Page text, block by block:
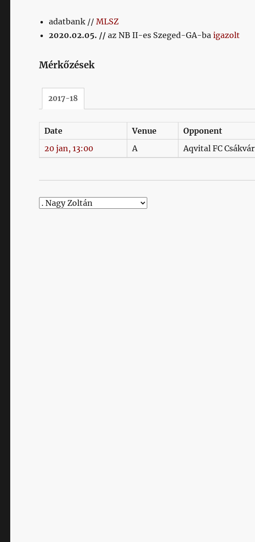
adatbank //MLSZ
2020.02.05. // az NB II-es Szeged-GA-baigazolt
Mérkőzések
2017-18
Date Venue Opponent
20 jan, 13:00
A Aqvital FC Csákvár